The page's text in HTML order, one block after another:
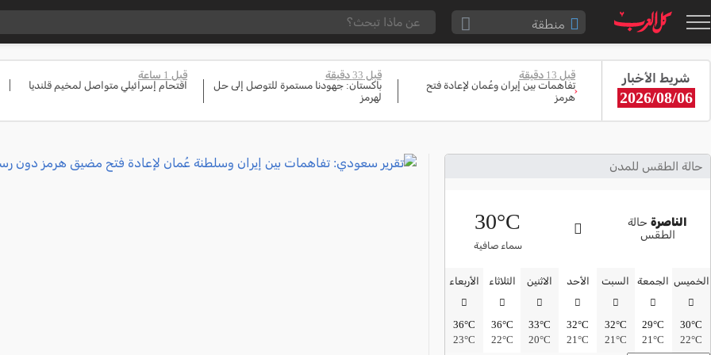
منطقة
القدس والقضاء
المثلث الشمالي
شفاعمرو والقضاء
الضفة الغربية
قطاع غزة
النقب
قرى المرج
شريط الأخبار
2026/08/06
قبل 13 دقيقة
تفاهمات بين إيران وعُمان لإعادة فتح
هرمز
قبل 33 دقيقة
باكستان: جهودنا مستمرة للتوصل إلى حل
لهرمز
قبل 1 ساعة
اقتحام إسرائيلي متواصل لمخيم قلنديا
‹
حالة الطقس للمدن
الناصرةحالة
الطقس
30°C
سماء صافية
الخميس
30°C
22°C
الجمعة
29°C
21°C
السبت
32°C
21°C
الأحد
32°C
21°C
الاثنين
33°C
20°C
الثلاثاء
36°C
22°C
الأربعاء
36°C
23°C